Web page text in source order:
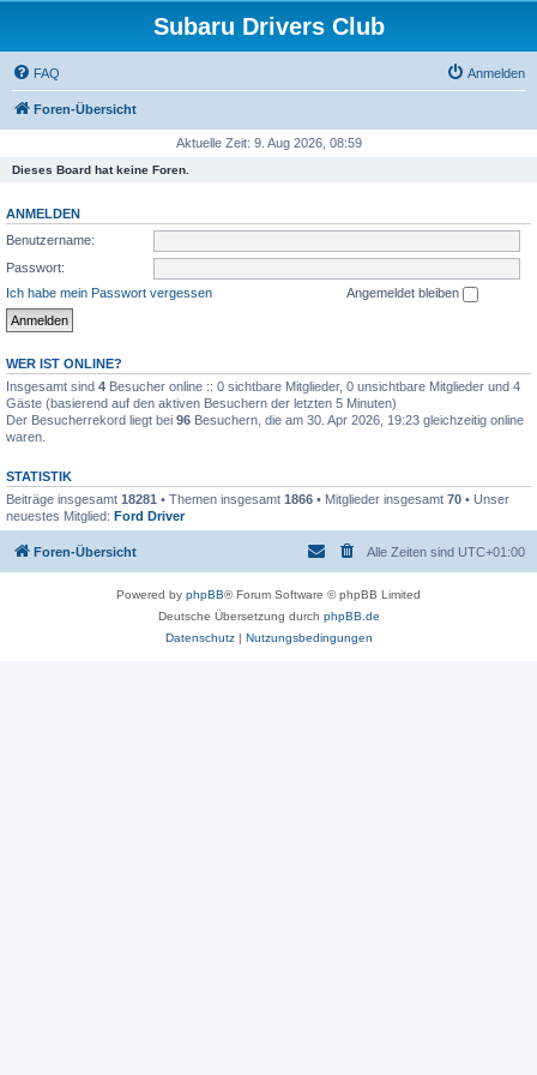
Subaru Drivers Club
FAQ Anmelden
Foren-Übersicht
Aktuelle Zeit: 9. Aug 2026, 08:59
Dieses Board hat keine Foren.
ANMELDEN
Benutzername:
Passwort:
Ich habe mein Passwort vergessen
Angemeldet bleiben
WER IST ONLINE?
Insgesamt sind 4 Besucher online :: 0 sichtbare Mitglieder, 0 unsichtbare Mitglieder und 4
Gäste (basierend auf den aktiven Besuchern der letzten 5 Minuten)
Der Besucherrekord liegt bei 96 Besuchern, die am 30. Apr 2026, 19:23 gleichzeitig online
waren.
STATISTIK
Beiträge insgesamt 18281 • Themen insgesamt 1866 • Mitglieder insgesamt 70 • Unser
neuestes Mitglied: Ford Driver
Foren-Übersicht Alle Zeiten sind UTC+01:00
Powered by phpBB® Forum Software © phpBB Limited
Deutsche Übersetzung durch phpBB.de
Datenschutz| Nutzungsbedingungen